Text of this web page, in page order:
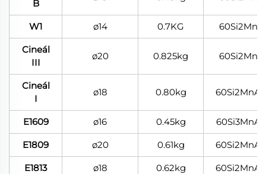
B
W1 ø14 0.7KG 60Si2Mn
Cineál
III
ø20 0.825kg 60Si2Mn
Cineál
I
ø18 0.80kg 60Si2MnA
E1609 ø16 0.45kg 60Si3MnA
E1809 ø20 0.61kg 60Si2MnA
E1813 ø18 0.62kg 60Si2MnA